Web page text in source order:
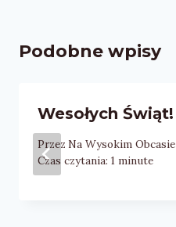
Podobne wpisy
Wesołych Świąt!
Przez Na Wysokim Obcasie
Czas czytania: 1 minute